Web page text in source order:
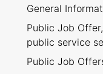
General
Public Job
public service
Public Job